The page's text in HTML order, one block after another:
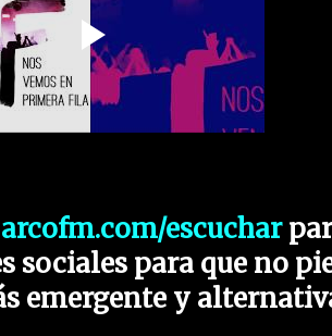
arcofm.com/escuchar
sociales para que no
emergente y